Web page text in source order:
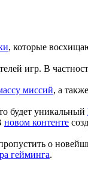
, которые
игр. В
миссий, а
будет уникальный
новом контенте
о
гейминга.